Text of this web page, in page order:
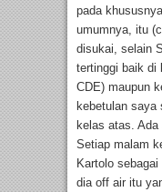
pada
umumnya, itu
disukai, selain
tertinggi baik di
CDE) maupun
kebetulan saya
kelas atas.
Setiap malam
Kartolo
dia off air itu